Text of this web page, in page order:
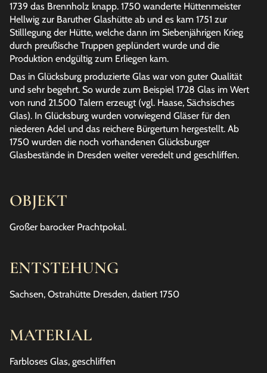
OBJEKT
Großer barocker Prachtpokal.
ENTSTEHUNG
Sachsen, Ostrahütte Dresden, datiert 1750
MATERIAL
Farbloses Glas, geschliffen
1739 das Brennholz knapp. 1750 wanderte Hüttenmeister
Hellwig zur Baruther Glashütte ab und es kam 1751 zur
Stilllegung der Hütte, welche dann im Siebenjährigen Krieg
durch preußische Truppen geplündert wurde und die
Produktion endgültig zum Erliegen kam.
Das in Glücksburg produzierte Glas war von guter Qualität
und sehr begehrt. So wurde zum Beispiel 1728 Glas im Wert
von rund 21.500 Talern erzeugt (vgl. Haase, Sächsisches
Glas). In Glücksburg wurden vorwiegend Gläser für den
niederen Adel und das reichere Bürgertum hergestellt. Ab
1750 wurden die noch vorhandenen Glücksburger
Glasbestände in Dresden weiter veredelt und geschliffen.